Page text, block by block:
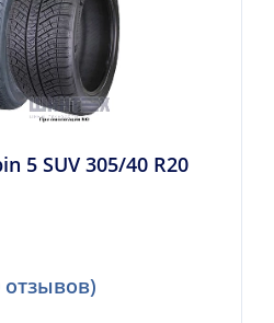
5 SUV 305/40 R20
отзывов)